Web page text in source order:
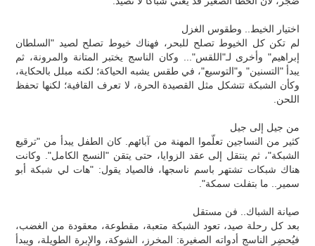
اختيار الخيط.. وطقوس الغزل
لم تكن كل الخيوط تصلح للبحر، فهناك خيوط تصلح لصيد "السلطان
إبراهيم" وأخرى لـ"اللقس"... وكان الناسج يختبر المتانة والمرونة، ثم
يبدأ "التسنين" و"التوسيع"، في طقس يشبه الحياكة؛ لكنه مبلل بالحكاية،
وكأن الشبكة تتشكل مثل القصيدة الحرة، لا تعرف القافية؛ لكنها تحفظ
اللحن.
من جيل إلى جيل
كثير من النساجين تعلّموا المهنة من آبائهم. كان الطفل يبدأ من "ترقيع
الشبكة"، ثم ينتقل إلى عقد الزوايا، حتى يتقن "النسج الكامل". وكانت
هناك شبكات تشتهر باسم ناسجها، فالصياد يقول: "هات لي شبكة أبو
سمير.. ما بتفلت سمكة".
صيانة الشباك.. فن مستقل
بعد كل رحلة صيد، تعود الشبكة متعبة، مقطوعة، معقودة من الغضب،
فيُحضِر الناسج أدواته الصغيرة: المخرز، الشوكة، والإبرة الطويلة، ويبدأ